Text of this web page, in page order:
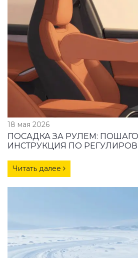
18 мая 2026
ПОСАДКА ЗА РУЛЕМ:
ИНСТРУКЦИЯ ПО
Читать далее